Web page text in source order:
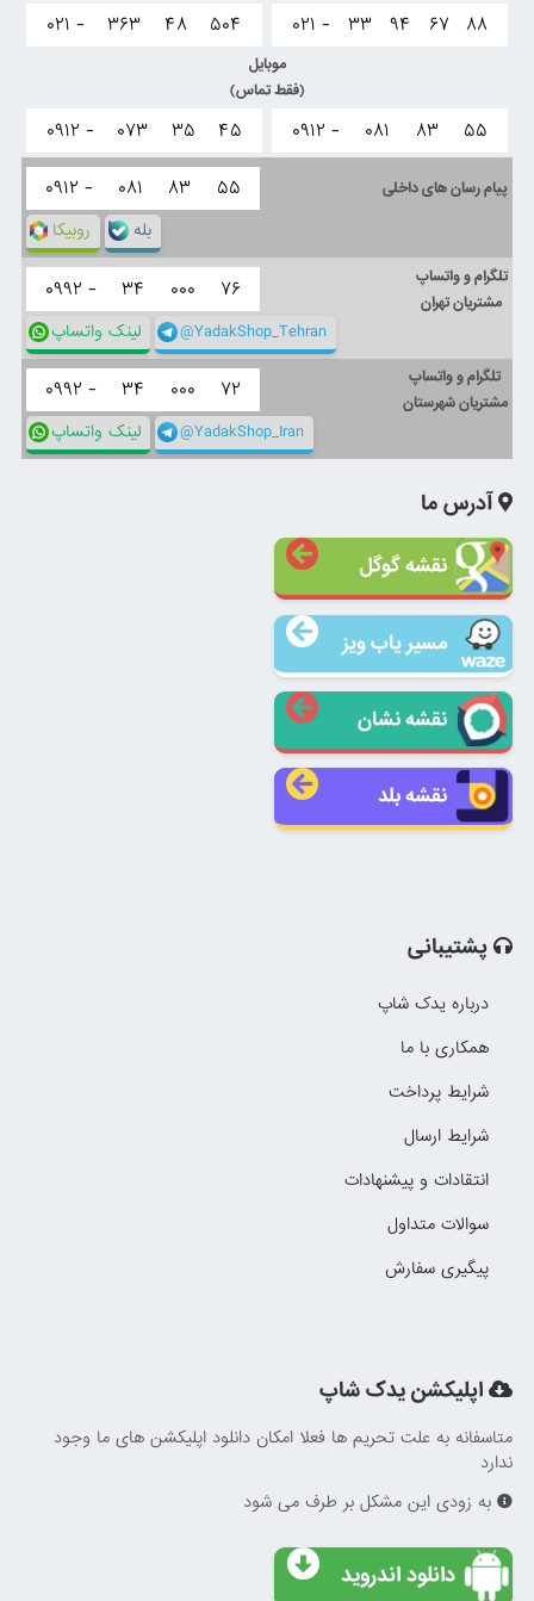
۰۲۱ -
۳۳ ۹۴ ۶۷ ۸۸
۰۲۱ -
۳۶۳ ۴۸ ۵۰۴
موبایل
(فقط تماس)
۰۹۱۲ - ۰۸۱ ۸۳ ۵۵ ۰۹۱۲ - ۰۷۳ ۳۵ ۴۵
پیام رسان های داخلی ۰۹۱۲ - ۰۸۱ ۸۳ ۵۵
روبیکا بله
تلگرام و واتساپ
مشتریان تهران
۰۹۹۲ - ۳۴ ۰۰۰ ۷۶
لینک واتساپ @YadakShop_Tehran
تلگرام و واتساپ
مشتریان شهرستان
۰۹۹۲ - ۳۴ ۰۰۰ ۷۲
لینک واتساپ @YadakShop_Iran
آدرس ما
نقشه گوگل
مسیر یاب ویز
نقشه نشان
نقشه بلد
پشتیبانی
درباره یدک شاپ
همکاری با ما
شرایط پرداخت
شرایط ارسال
انتقادات و پیشنهادات
سوالات متداول
پیگیری سفارش
اپلیکشن یدک شاپ
متاسفانه به علت تحریم ها فعلا امکان دانلود اپلیکشن های ما وجود
ندارد
به زودی این مشکل بر طرف می شود
دانلود اندروید